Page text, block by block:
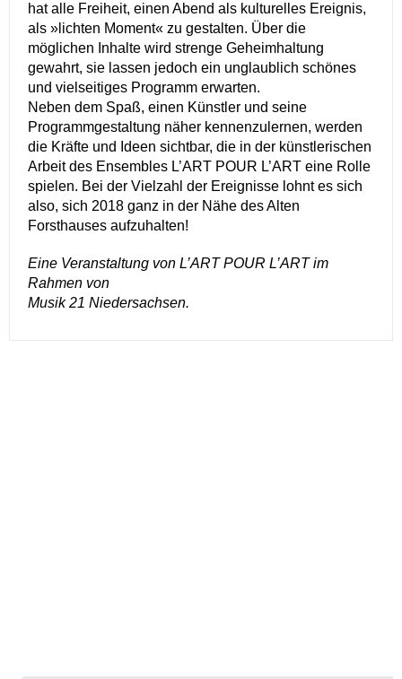
hat alle Freiheit, einen Abend als kulturelles Ereignis,
als »lichten Moment« zu gestalten. Über die
möglichen Inhalte wird strenge Geheimhaltung
gewahrt, sie lassen jedoch ein unglaublich schönes
und vielseitiges Programm erwarten.
Neben dem Spaß, einen Künstler und seine
Programmgestaltung näher kennenzulernen, werden
die Kräfte und Ideen sichtbar, die in der künstlerischen
Arbeit des Ensembles L’ART POUR L’ART eine Rolle
spielen. Bei der Vielzahl der Ereignisse lohnt es sich
also, sich 2018 ganz in der Nähe des Alten
Forsthauses aufzuhalten!
Eine Veranstaltung von L’ART POUR L’ART im
Rahmen von
Musik 21 Niedersachsen.